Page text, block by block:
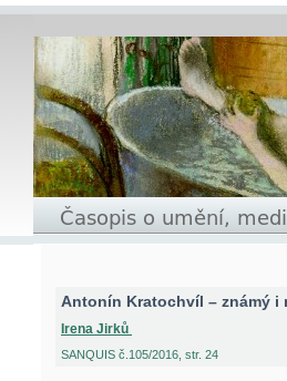
Antonín Kratochvíl – známý i
Irena Jirků
SANQUIS č.105/2016, str. 24